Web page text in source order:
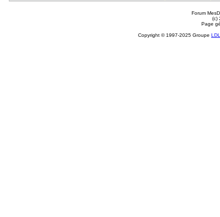
Forum
(c)
Page
Copyright © 1997-2025 Groupe